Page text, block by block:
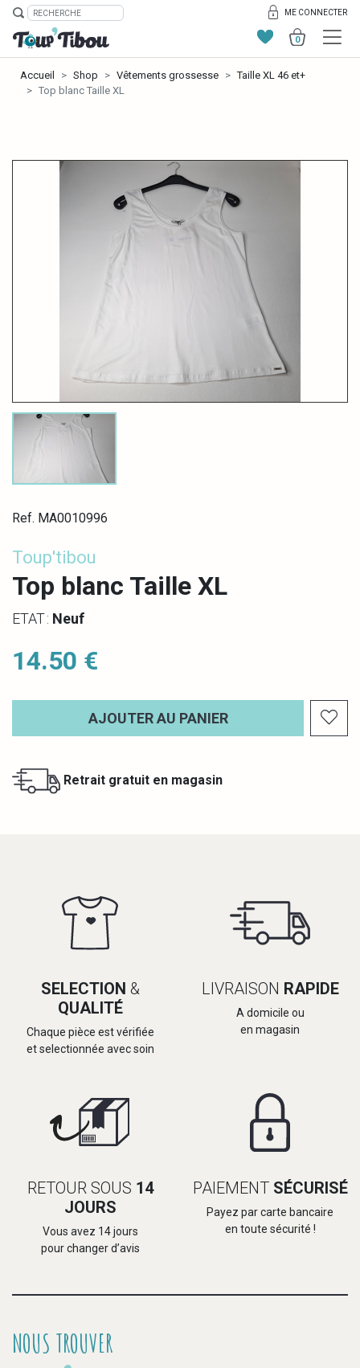
ME CONNECTER
0
Accueil Shop Vêtements grossesse
Taille XL 46 et+
Top blanc Taille XL
Ref. MA0010996
Toup'tibou
Top blanc Taille XL
ETAT : Neuf
14.50 €
AJOUTER AU PANIER
Retrait gratuit en magasin
SELECTION &
QUALITÉ
Chaque pièce est vérifiée
et selectionnée avec soin
LIVRAISON RAPIDE
A domicile ou
en magasin
RETOUR SOUS 14
JOURS
Vous avez 14 jours
pour changer d’avis
PAIEMENT SÉCURISÉ
Payez par carte bancaire
en toute sécurité !
NOUS TROUVER